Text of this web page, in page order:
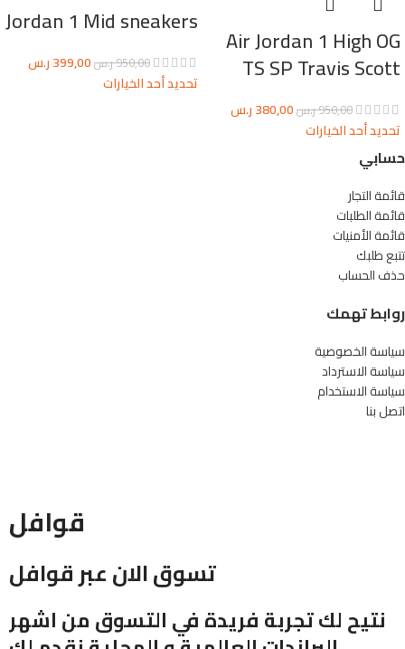
Air Jordan 1 High OG
TS SP Travis Scott
950,00ر.س380,00ر.س
تحديد أحد الخيارات
Jordan 1 Mid sneakers
950,00ر.س399,00ر.س
تحديد أحد الخيارات
حسابي
قائمة التجار
قائمة الطلبات
قائمة الأمنيات
تتبع طلبك
حذف الحساب
روابط تهمك
سياسة الخصوصية
سياسة الاسترداد
سياسة الاستخدام
اتصل بنا
قوافل
تسوق الان عبر قوافل
نتيح لك تجربة فريدة في التسوق من اشهر